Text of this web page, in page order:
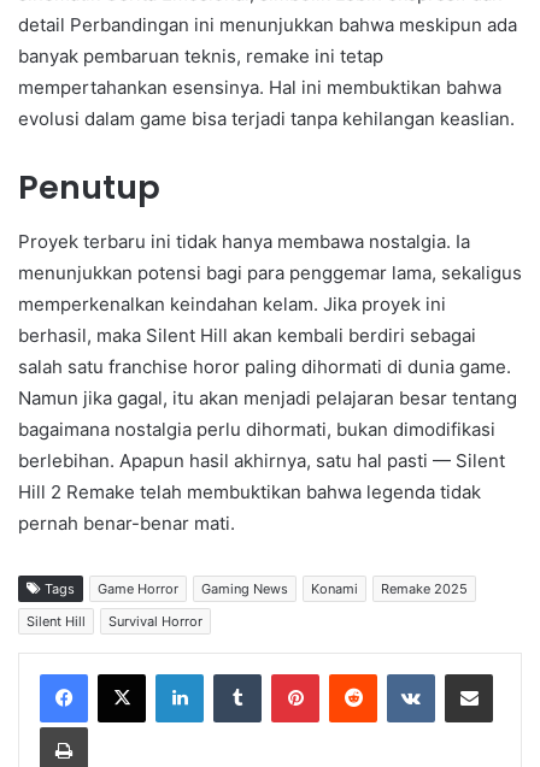
detail Perbandingan ini menunjukkan bahwa meskipun ada
banyak pembaruan teknis, remake ini tetap
mempertahankan esensinya. Hal ini membuktikan bahwa
evolusi dalam game bisa terjadi tanpa kehilangan keaslian.
Penutup
Proyek terbaru ini tidak hanya membawa nostalgia. Ia
menunjukkan potensi bagi para penggemar lama, sekaligus
memperkenalkan keindahan kelam. Jika proyek ini
berhasil, maka Silent Hill akan kembali berdiri sebagai
salah satu franchise horor paling dihormati di dunia game.
Namun jika gagal, itu akan menjadi pelajaran besar tentang
bagaimana nostalgia perlu dihormati, bukan dimodifikasi
berlebihan. Apapun hasil akhirnya, satu hal pasti — Silent
Hill 2 Remake telah membuktikan bahwa legenda tidak
pernah benar-benar mati.
Tags Game Horror Gaming News Konami
Remake 2025
Silent Hill
Survival Horror